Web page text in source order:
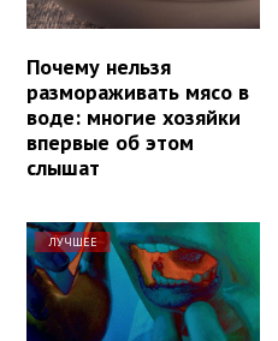
Почему нельзя
размораживать мясо в
воде: многие хозяйки
впервые об этом
слышат
ЛУЧШЕЕ